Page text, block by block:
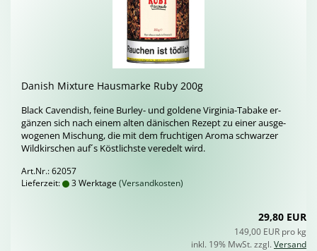
Da­nish Mix­tu­re Haus­mar­ke Ruby 200g
Black Ca­ven­dish, feine Burley-​ und gol­de­ne Virginia-​Tabake er­
gän­zen sich nach einem alten dä­ni­schen Re­zept zu einer aus­ge­
wo­ge­nen Mi­schung, die mit dem fruch­ti­gen Aroma schwar­zer
Wild­kir­schen auf´s Köst­lichs­te ver­edelt wird.
Art.Nr.: 62057
Lieferzeit:
3 Werktage (Versandkosten)
29,80 EUR
149,00 EUR pro kg
inkl. 19% MwSt. zzgl.Versand